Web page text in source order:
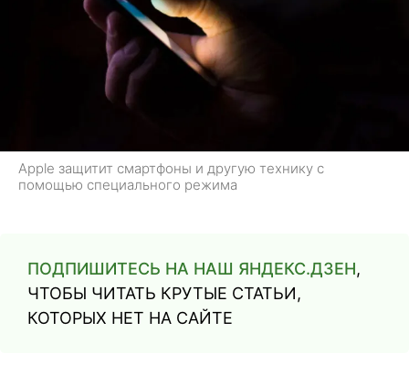
Apple защитит смартфоны и другую технику с
помощью специального режима
ПОДПИШИТЕСЬ НА НАШ ЯНДЕКС.ДЗЕН,
ЧТОБЫ ЧИТАТЬ КРУТЫЕ СТАТЬИ,
КОТОРЫХ НЕТ НА САЙТЕ